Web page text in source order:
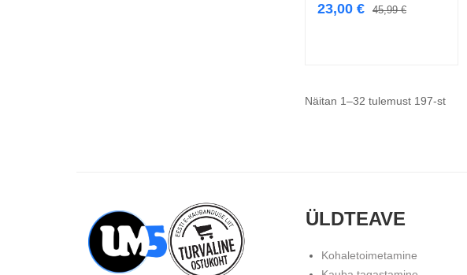
45,99€
23,00 €
Näitan 1–32 tulemust 197-st
ÜLDTEAVE
Kohaletoimetamine